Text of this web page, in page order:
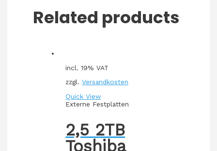
Related products
incl. 19% VAT
zzgl.Versandkosten
Quick View
Externe Festplatten
2,5 2TB
Toshiba